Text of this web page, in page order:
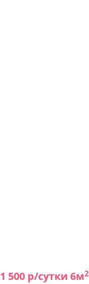
1 500 р/сутки 6м2